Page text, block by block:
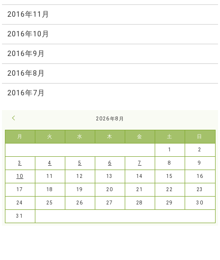
2016年11月
2016年10月
2016年9月
2016年8月
2016年7月
2026年8月
月 火 水 木 金 土 日
1 2
3 4 5 6 7 8 9
10 11 12 13 14 15 16
17 18 19 20 21 22 23
24 25 26 27 28 29 30
31